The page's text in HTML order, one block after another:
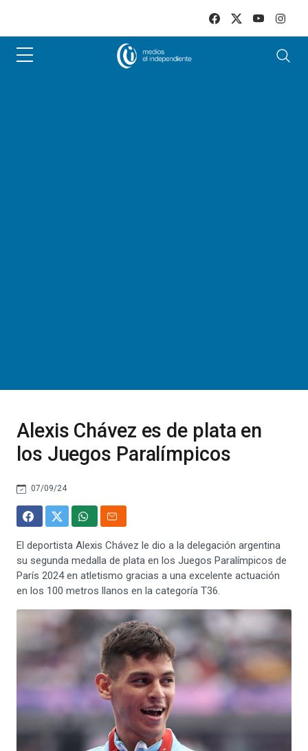
Alexis Chávez es de plata en
los Juegos Paralímpicos
07/09/24
El deportista Alexis Chávez le dio a la delegación argentina
su segunda medalla de plata en los Juegos Paralímpicos de
París 2024 en atletismo gracias a una excelente actuación
en los 100 metros llanos en la categoría T36.